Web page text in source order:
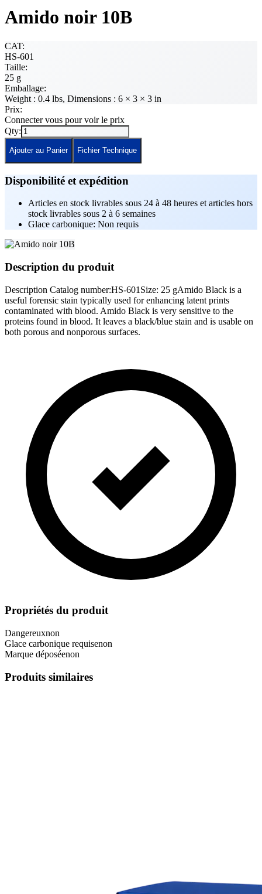
Amido noir 10B
CAT:
HS-601
Taille:
25 g
Emballage:
Weight : 0.4 lbs, Dimensions : 6 × 3 × 3 in
Prix:
Connecter vous pour voir le prix
Qty:
Ajouter au Panier Fichier Technique
Disponibilité et expédition
Articles en stock livrables sous 24 à 48 heures et articles hors
stock livrables sous 2 à 6 semaines
Glace carbonique: Non requis
Description du produit
Description Catalog number:HS-601Size: 25 gAmido Black is a
useful forensic stain typically used for enhancing latent prints
contaminated with blood. Amido Black is very sensitive to the
proteins found in blood. It leaves a black/blue stain and is usable on
both porous and nonporous surfaces.
Propriétés du produit
Dangereuxnon
Glace carbonique requisenon
Marque déposéenon
Produits similaires